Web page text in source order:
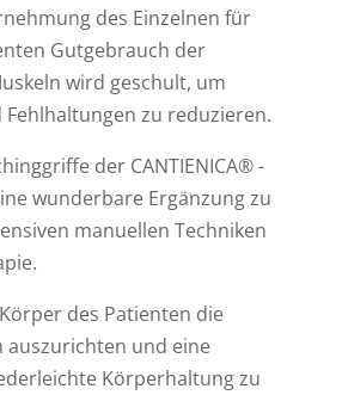
des Einzelnen für
Gutgebrauch der
wird geschult, um
Fehlhaltungen zu reduzieren.
der CANTIENICA® -
wunderbare Ergänzung zu
manuellen Techniken
des Patienten die
auszurichten und eine
Körperhaltung zu